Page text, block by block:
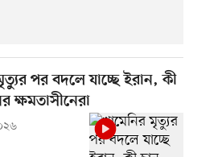
পর বদলে যাচ্ছে ইরান, কী
ক্ষমতাসীনেরা